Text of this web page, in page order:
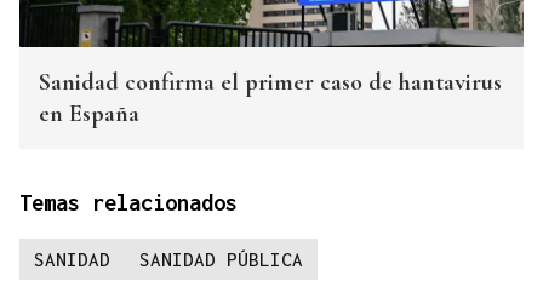
Sanidad confirma el primer caso de hantavirus
en España
Temas relacionados
SANIDAD SANIDAD PÚBLICA